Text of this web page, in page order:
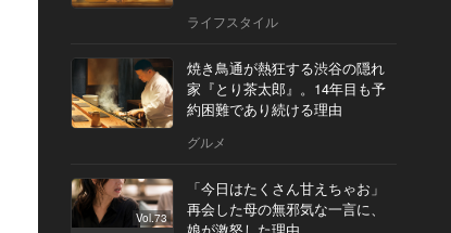
ライフスタイル
焼き鳥通が熱狂する渋谷の隠れ
家『とり茶太郎』。14年目も予
約困難であり続ける理由
グルメ
Vol.73
「今日はたくさん甘えちゃお」
再会した母の無邪気な一言に、